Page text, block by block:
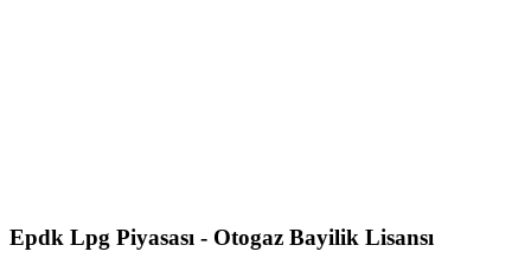
Epdk Lpg Piyasası - Otogaz Bayilik Lisansı